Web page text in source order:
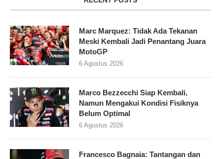
Marc Marquez: Tidak Ada Tekanan
Meski Kembali Jadi Penantang Juara
MotoGP
6 Agustus 2026
Marco Bezzecchi Siap Kembali,
Namun Mengakui Kondisi Fisiknya
Belum Optimal
6 Agustus 2026
Francesco Bagnaia: Tantangan dan